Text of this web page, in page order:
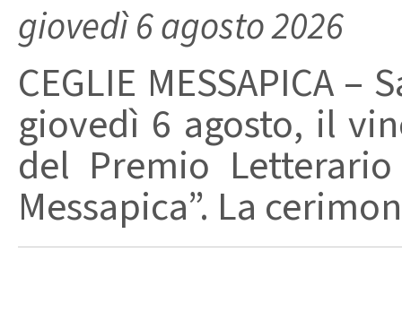
giovedì 6 agosto 2026
CEGLIE MESSAPICA
giovedì 6 agosto, il
del Premio
Messapica”. La